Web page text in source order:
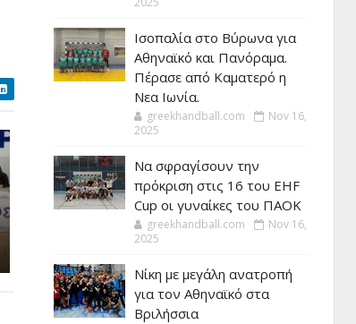
Ισοπαλία στο Βύρωνα για
Αθηναϊκό και Πανόραμα.
Πέρασε από Καματερό η
Νεα Ιωνία.
greekhandball.com
Nov 16,
2025
Να σφραγίσουν την
πρόκριση στις 16 του EHF
Cup οι γυναίκες του ΠΑΟΚ
greekhandball.com
Nov 16,
2025
Νίκη με μεγάλη ανατροπή
για τον Αθηναϊκό στα
Βριλήσσια